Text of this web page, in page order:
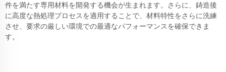
件を満たす専用材料を開発する機会が生まれます。さらに、鋳造後
に高度な熱処理プロセスを適用することで、材料特性をさらに洗練
させ、要求の厳しい環境での最適なパフォーマンスを確保できま
す。